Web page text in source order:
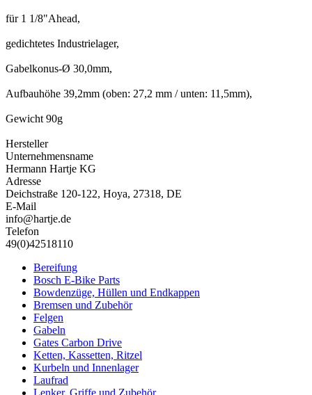
für 1 1/8"Ahead,
gedichtetes Industrielager,
Gabelkonus-Ø 30,0mm,
Aufbauhöhe 39,2mm (oben: 27,2 mm / unten: 11,5mm),
Gewicht 90g
Hersteller
Unternehmensname
Hermann Hartje KG
Adresse
Deichstraße 120-122, Hoya, 27318, DE
E-Mail
info@hartje.de
Telefon
49(0)42518110
Bereifung
Bosch E-Bike Parts
Bowdenzüge, Hüllen und Endkappen
Bremsen und Zubehör
Felgen
Gabeln
Gates Carbon Drive
Ketten, Kassetten, Ritzel
Kurbeln und Innenlager
Laufrad
Lenker, Griffe und Zubehör